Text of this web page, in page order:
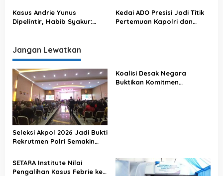
Menjaga Supremasi Hukum
Kasus Andrie Yunus
Dipelintir, Habib Syakur:
Kapolri
Kedai ADO Presisi Jadi Titik
Pertemuan Kapolri dan
Jangan Lewatkan
Seleksi Akpol 2026 Jadi Bukti
Rekrutmen Polri Semakin
Koalisi Desak Negara
Buktikan Komitmen
SETARA Institute Nilai
Pengalihan Kasus Febrie ke